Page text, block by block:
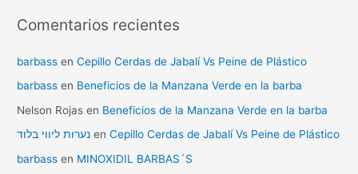
Comentarios recientes
barbass enCepillo Cerdas de Jabalí Vs Peine de Plástico
barbass en Beneficios de la Manzana Verde en la barba
Nelson Rojas en Beneficios de la Manzana Verde en la barba
נערות ליווי בלוד enCepillo Cerdas de Jabalí Vs Peine de Plástico
barbass en MINOXIDIL BARBAS´S